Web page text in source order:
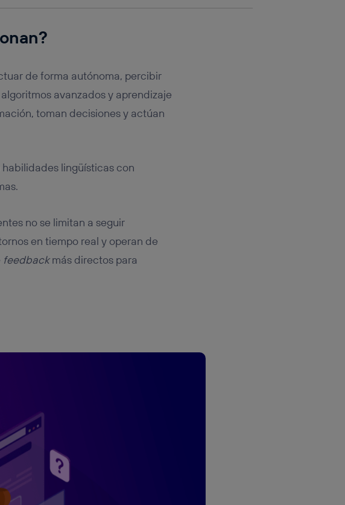
de forma autónoma, percibir
avanzados y aprendizaje
toman decisiones y actúan
lingüísticas con
no se limitan a seguir
en tiempo real y operan de
feedbackmás directos para